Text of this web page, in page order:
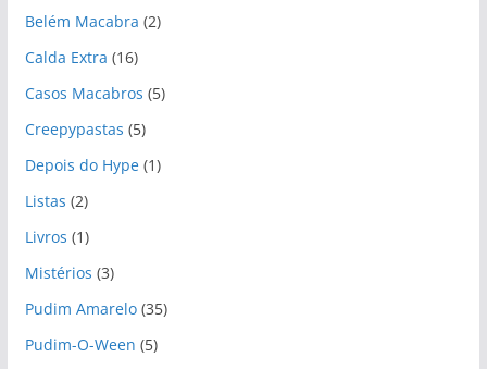
v
o
s
Belém Macabra (2)
Calda Extra (16)
Casos Macabros (5)
Creepypastas (5)
Depois do Hype(1)
Listas (2)
Livros (1)
Mistérios (3)
Pudim Amarelo(35)
Pudim-O-Ween (5)